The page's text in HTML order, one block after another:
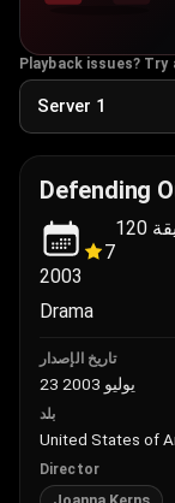
Playback issues? Try
Defending
2003
7
120
Drama
تاريخ الإصدار
23 يوليو 2003
بلد
United States of
Director